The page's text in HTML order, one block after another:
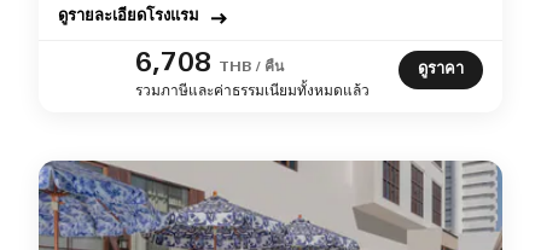
ดูรายละเอียดโรงแรม
6,708
THB / คืน
รวมภาษีและค่าธรรมเนียมทั้งหมดแล้ว
ดูราคา